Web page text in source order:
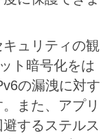
ュリティの観
ト暗号化をは
の漏洩に対す
また、アプリ
するステルス